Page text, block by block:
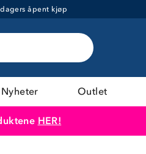
åpent kjøp
Nyheter Outlet
HER!